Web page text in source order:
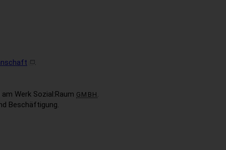
.
Werk Sozial:Raum GMBH .
Beschäftigung.